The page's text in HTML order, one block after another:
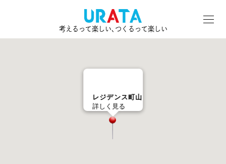
考えるって楽しい､つくるって楽しい
レジデンス町山
詳しく見る